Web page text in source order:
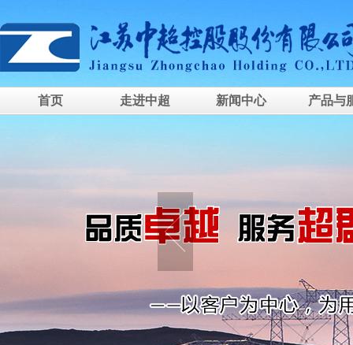
首页 走进中超 新闻中心 产品与